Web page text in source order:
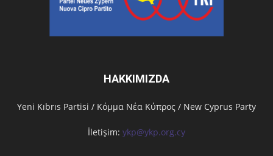
HAKKIMIZDA
Υeni Kıbrıs Partisi / Κόμμα Νέα Κύπρος / New Cyprus Party
İletişim: ykp@ykp.org.cy